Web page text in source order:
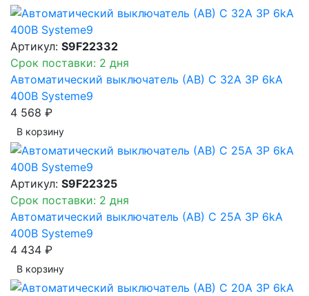
Артикул: S9F22332
Срок поставки: 2 дня
Автоматический выключатель (АВ) C 32A 3P 6kA
400В Systeme9
4 568 ₽
В корзинy
Артикул: S9F22325
Срок поставки: 2 дня
Автоматический выключатель (АВ) C 25A 3P 6kA
400В Systeme9
4 434 ₽
В корзинy